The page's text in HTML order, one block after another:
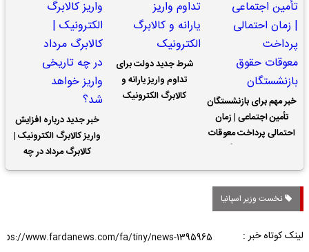
خبر مهم برای بازنشستگان
تأمین اجتماعی | زمان
احتمالی پرداخت معوقات
شرط جدید دولت برای
تداوم واریز یارانه و
کالابرگ الکترونیک
خبر جدید درباره افزایش
واریز کالابرگ الکترونیک |
کالابرگ مرداد در چه
تاریخی واریز خواهد شد؟
نخست وزیر اسپانیا
لینک کوتاه خبر :